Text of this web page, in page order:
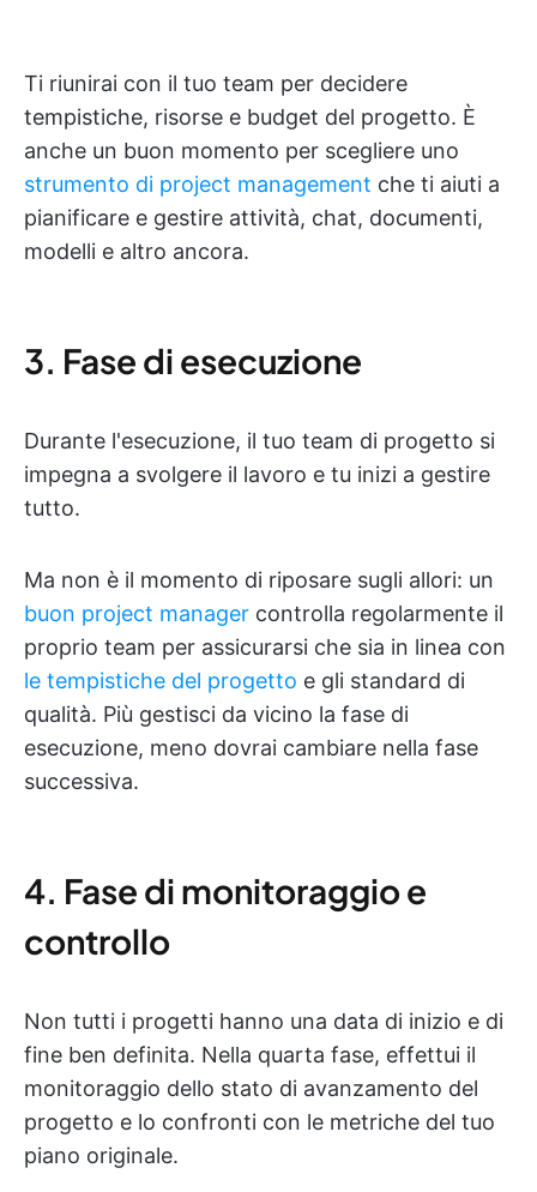
Ti riunirai con il tuo team per decidere
tempistiche, risorse e budget del progetto. È
anche un buon momento per scegliere uno
strumento di project management che ti aiuti a
pianificare e gestire attività, chat, documenti,
modelli e altro ancora.
3. Fase di esecuzione
Durante l'esecuzione, il tuo team di progetto si
impegna a svolgere il lavoro e tu inizi a gestire
tutto.
Ma non è il momento di riposare sugli allori: un
buon project manager controlla regolarmente il
proprio team per assicurarsi che sia in linea con
le tempistiche del progetto e gli standard di
qualità. Più gestisci da vicino la fase di
esecuzione, meno dovrai cambiare nella fase
successiva.
4. Fase di monitoraggio e
controllo
Non tutti i progetti hanno una data di inizio e di
fine ben definita. Nella quarta fase, effettui il
monitoraggio dello stato di avanzamento del
progetto e lo confronti con le metriche del tuo
piano originale.